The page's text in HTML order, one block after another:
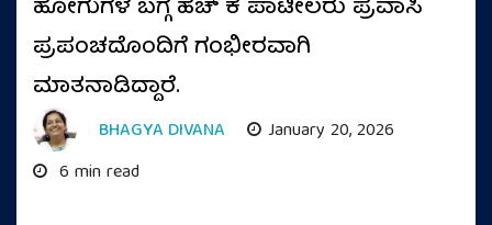
ಹೋಗುಗಳ ಬಗ್ಗೆ ಹೆಚ್ ಕೆ ಪಾಟೀಲರು ಪ್ರವಾಸಿ
ಪ್ರಪಂಚದೊಂದಿಗೆ ಗಂಭೀರವಾಗಿ
ಮಾತನಾಡಿದ್ದಾರೆ.
BHAGYA DIVANA
January 20, 2026
6 min read